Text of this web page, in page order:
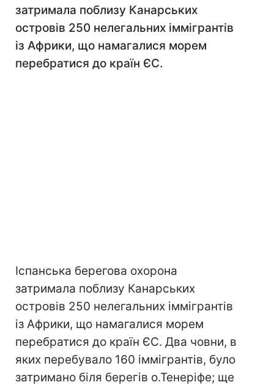
затримала поблизу Канарських
островів 250 нелегальних іммігрантів
із Африки, що намагалися морем
перебратися до країн ЄС.
Іспанська берегова охорона
затримала поблизу Канарських
островів 250 нелегальних іммігрантів
із Африки, що намагалися морем
перебратися до країн ЄС. Два човни, в
яких перебувало 160 іммігрантів, було
затримано біля берегів о.Тенеріфе; ще